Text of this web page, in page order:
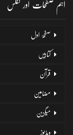
اہم صفحات اور لنکس
صفحۂ اول
کتابیں
قرآن
مضامین
میگزین
ویڈیوز